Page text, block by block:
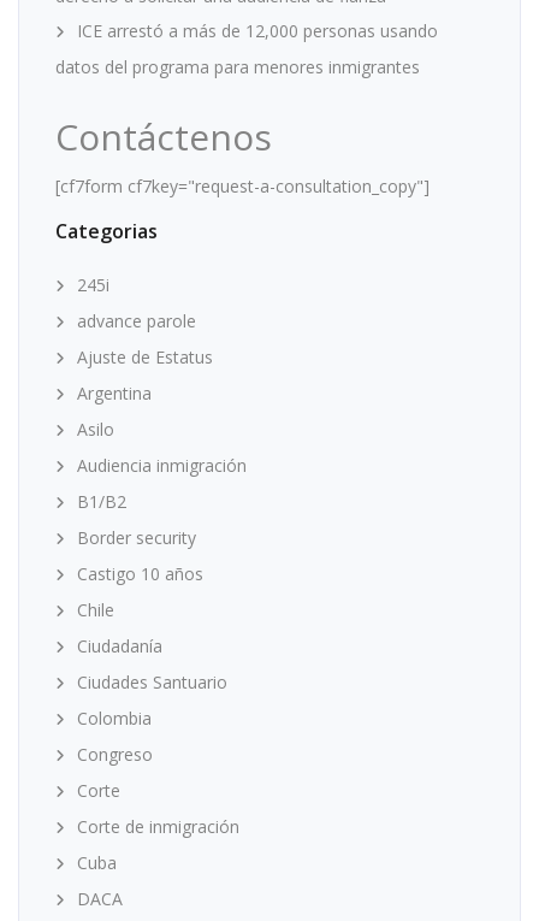
ICE arrestó a más de 12,000 personas usando
datos del programa para menores inmigrantes
Contáctenos
[cf7form cf7key="request-a-consultation_copy"]
Categorias
245i
advance parole
Ajuste de Estatus
Argentina
Asilo
Audiencia inmigración
B1/B2
Border security
Castigo 10 años
Chile
Ciudadanía
Ciudades Santuario
Colombia
Congreso
Corte
Corte de inmigración
Cuba
DACA